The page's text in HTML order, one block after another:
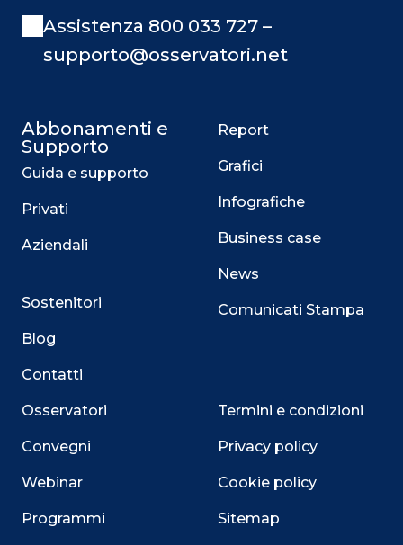
Assistenza 800 033 727 –
supporto@osservatori.net
Abbonamenti e
Supporto
Guida e supporto
Privati
Aziendali
Sostenitori
Blog
Contatti
Osservatori
Convegni
Webinar
Programmi
Report
Grafici
Infografiche
Business case
News
Comunicati Stampa
Termini e condizioni
Privacy policy
Cookie policy
Sitemap